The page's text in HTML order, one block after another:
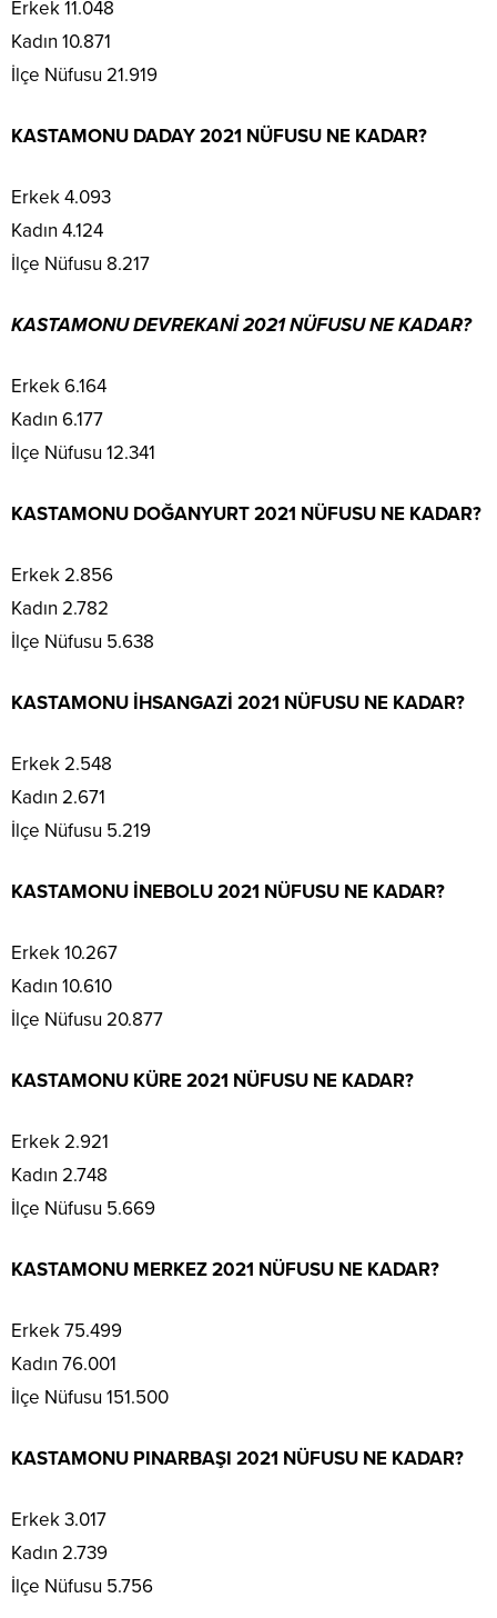
Erkek 11.048
Kadın 10.871
İlçe Nüfusu 21.919
KASTAMONU DADAY 2021 NÜFUSU NE KADAR?
Erkek 4.093
Kadın 4.124
İlçe Nüfusu 8.217
KASTAMONU DEVREKANİ 2021 NÜFUSU NE KADAR?
Erkek 6.164
Kadın 6.177
İlçe Nüfusu 12.341
KASTAMONU DOĞANYURT 2021 NÜFUSU NE KADAR?
Erkek 2.856
Kadın 2.782
İlçe Nüfusu 5.638
KASTAMONU İHSANGAZİ 2021 NÜFUSU NE KADAR?
Erkek 2.548
Kadın 2.671
İlçe Nüfusu 5.219
KASTAMONU İNEBOLU 2021 NÜFUSU NE KADAR?
Erkek 10.267
Kadın 10.610
İlçe Nüfusu 20.877
KASTAMONU KÜRE 2021 NÜFUSU NE KADAR?
Erkek 2.921
Kadın 2.748
İlçe Nüfusu 5.669
KASTAMONU MERKEZ 2021 NÜFUSU NE KADAR?
Erkek 75.499
Kadın 76.001
İlçe Nüfusu 151.500
KASTAMONU PINARBAŞI 2021 NÜFUSU NE KADAR?
Erkek 3.017
Kadın 2.739
İlçe Nüfusu 5.756